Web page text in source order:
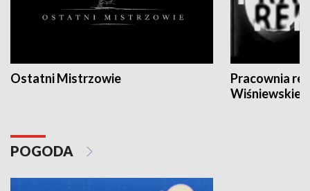
Ostatni Mistrzowie
Pracownia
POGODA